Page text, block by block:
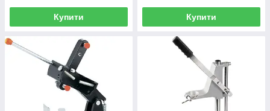
Купити Купити